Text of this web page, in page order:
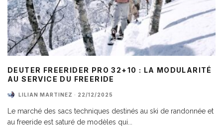
DEUTER FREERIDER PRO 32+10 : LA MODULARITÉ
AU SERVICE DU FREERIDE
LILIAN MARTINEZ · 22/12/2025
Le marché des sacs techniques destinés au ski de randonnée et
au freeride est saturé de modèles qui